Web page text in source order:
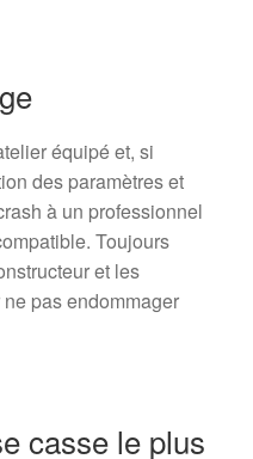
équipé et, si
des paramètres et
à un professionnel
Toujours
et les
pas endommager
casse le plus